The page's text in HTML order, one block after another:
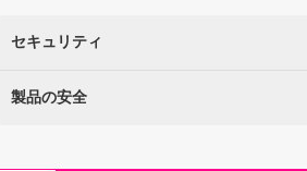
セキュリティ
楽天を装った不正にご注意ください
製品の安全